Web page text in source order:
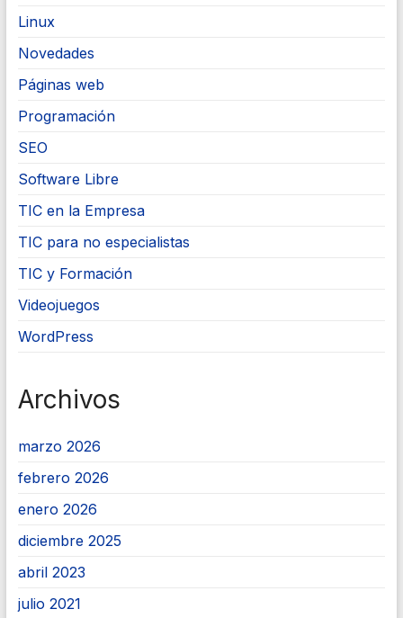
Linux
Novedades
Páginas web
Programación
SEO
Software Libre
TIC en la Empresa
TIC para no especialistas
TIC y Formación
Videojuegos
WordPress
Archivos
marzo 2026
febrero 2026
enero 2026
diciembre 2025
abril 2023
julio 2021